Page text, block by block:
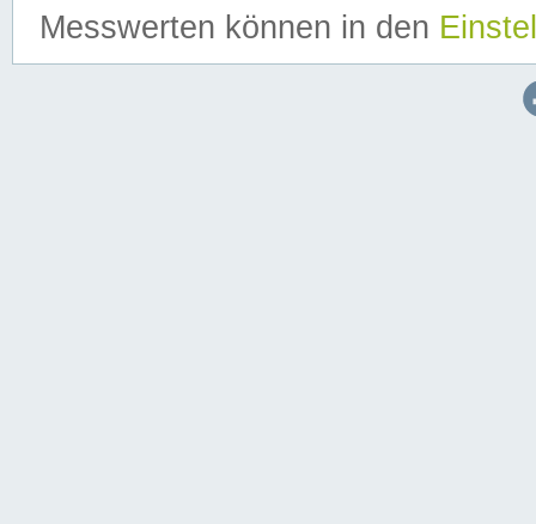
Messwerten können in den